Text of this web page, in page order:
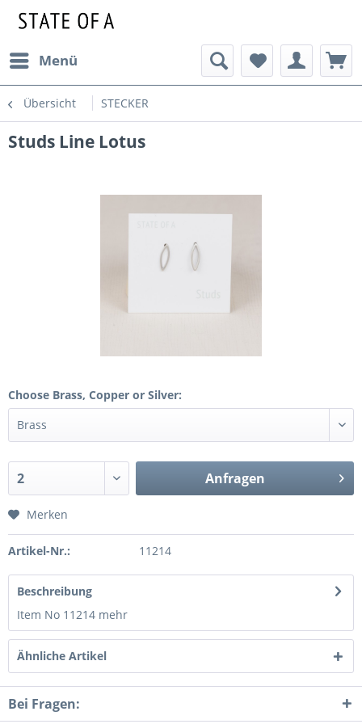
Menü
Übersicht STECKER
Studs Line Lotus
Choose Brass, Copper or Silver:
Anfragen
Merken
Artikel-Nr.: 11214
Beschreibung
Item No 11214 mehr
Ähnliche Artikel
Bei Fragen: